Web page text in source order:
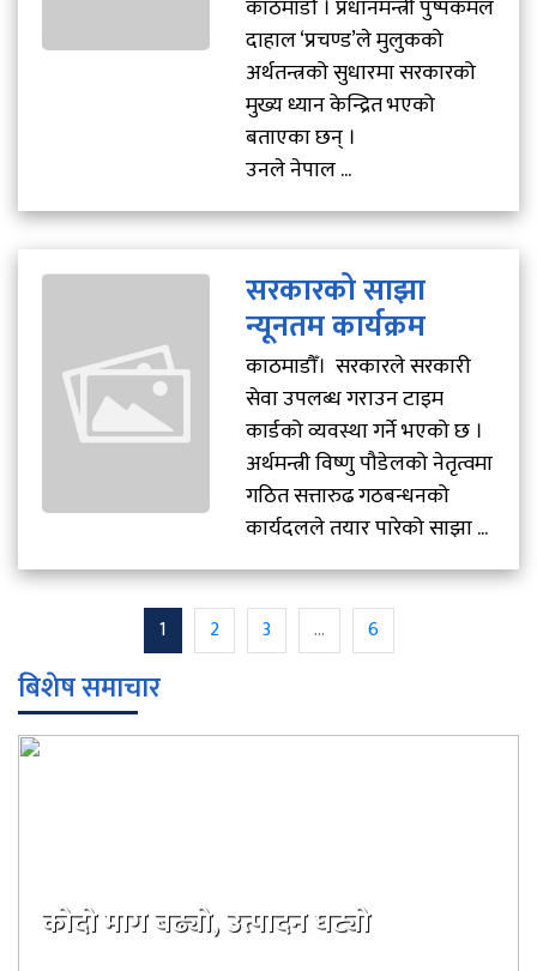
काठमाडौं । प्रधानमन्त्री पुष्पकमल
दाहाल ‘प्रचण्ड’ले मुलुकको
अर्थतन्त्रको सुधारमा सरकारको
मुख्य ध्यान केन्द्रित भएको
बताएका छन् ।
उनले नेपाल ...
सरकारको साझा
न्यूनतम कार्यक्रम
काठमाडौँ। सरकारले सरकारी
सेवा उपलब्ध गराउन टाइम
कार्डको व्यवस्था गर्ने भएको छ ।
अर्थमन्त्री विष्णु पौडेलको नेतृत्वमा
गठित सत्तारुढ गठबन्धनको
कार्यदलले तयार पारेको साझा ...
1 2 3 ... 6
बिशेष समाचार
कोदो माग बढ्यो, उत्पादन घट्यो